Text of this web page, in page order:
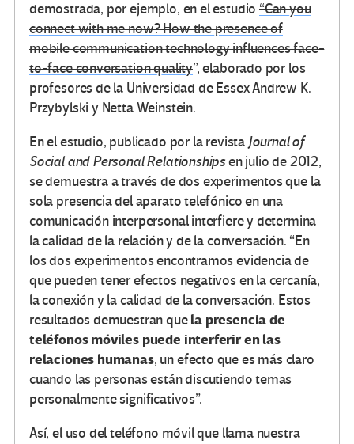
demostrada, por ejemplo, en el estudio “Can you
connect with me now? How the presence of
mobile communication technology influences face-
to-face conversation quality”, elaborado por los
profesores de la Universidad de Essex Andrew K.
Przybylski y Netta Weinstein.
En el estudio, publicado por la revistaJournal of
Social and Personal Relationshipsen julio de 2012,
se demuestra a través de dos experimentos que la
sola presencia del aparato telefónico en una
comunicación interpersonal interfiere y determina
la calidad de la relación y de la conversación. “En
los dos experimentos encontramos evidencia de
que pueden tener efectos negativos en la cercanía,
la conexión y la calidad de la conversación. Estos
resultados demuestran quela presencia de
teléfonos móviles puede interferir en las
relaciones humanas, un efecto que es más claro
cuando las personas están discutiendo temas
personalmente significativos”.
Así, el uso del teléfono móvil que llama nuestra